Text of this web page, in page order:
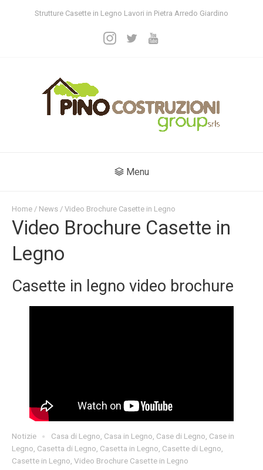
Strutture Casette in Legno Lavori in Pietra Arredo Giardino
Menu
Home / News / Video Brochure Casette in Legno
Video Brochure Casette in
Legno
Casette in legno video brochure
Notizie Casa di Legno, Casa in Legno, Case di Legno, Case in
Legno, Casetta di Legno, Casetta in Legno, Casette di Legno,
Casette in Legno, Video Brochure Casette in Legno